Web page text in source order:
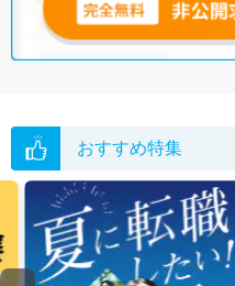
おすすめ特集